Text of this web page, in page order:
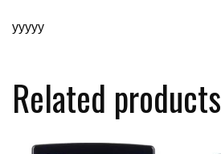
yyyyy
Related products